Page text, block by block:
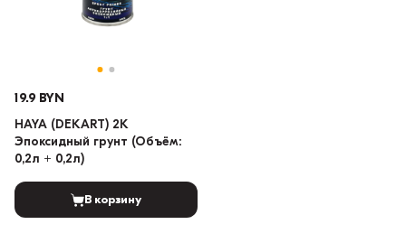
19.9 BYN
HAYA (DEKART) 2K
Эпоксидный грунт (Объём:
0,2л + 0,2л)
В корзину